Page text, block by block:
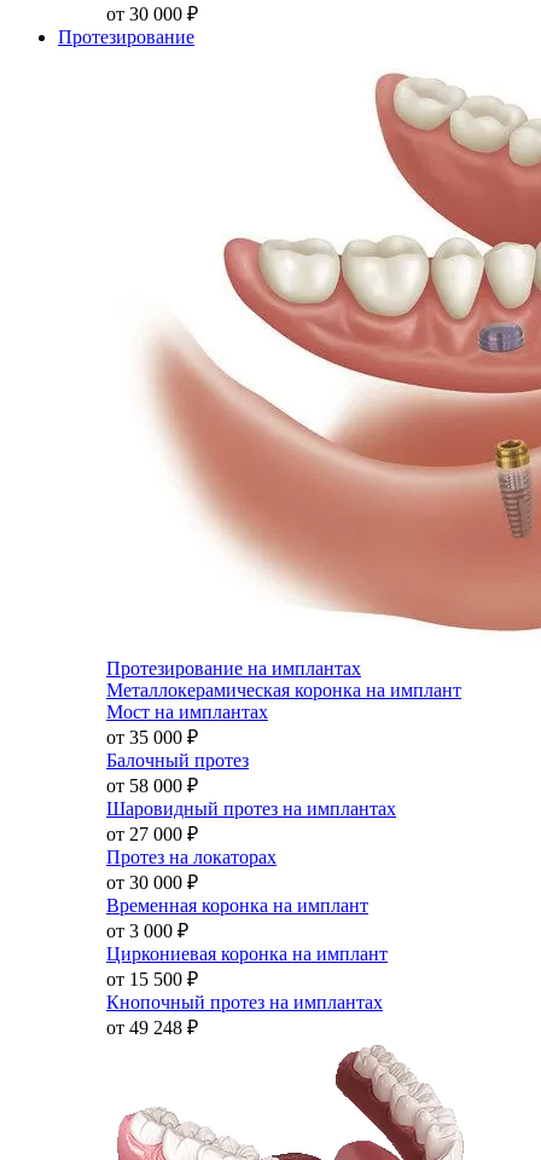
от 30 000 ₽
Протезирование
Протезирование на имплантах
Металлокерамическая коронка на имплант
Мост на имплантах
от 35 000 ₽
Балочный протез
от 58 000 ₽
Шаровидный протез на имплантах
от 27 000 ₽
Протез на локаторах
от 30 000 ₽
Временная коронка на имплант
от 3 000 ₽
Циркониевая коронка на имплант
от 15 500 ₽
Кнопочный протез на имплантах
от 49 248 ₽